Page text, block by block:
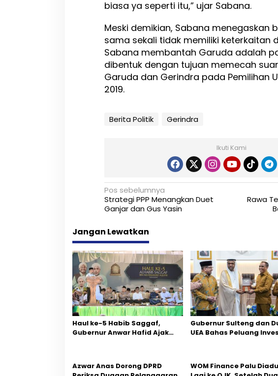
i
d
r
a
biasa ya seperti itu,” ujar Sabana.
Meski demikian, Sabana menegaskan
sama sekali tidak memiliki keterkaitan
Sabana membantah Garuda adalah
dibentuk dengan tujuan memecah
Garuda dan Gerindra pada Pemilihan
2019.
Berita Politik Gerindra
Ikuti Kami
N
a
v
i
g
a
s
i
p
o
Pos sebelumnya
Strategi PPP Menangkan Duet
Ganjar dan Gus Yasin
Rawa
Jangan Lewatkan
Haul ke-5 Habib Saggaf,
Gubernur Anwar Hafid Ajak
Gubernur Sulteng dan
UEA Bahas Peluang
Azwar Anas Dorong DPRD
‎WOM Finance Palu